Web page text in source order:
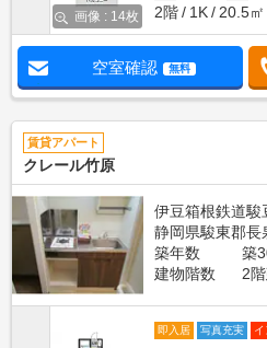
画像 : 14枚
2階
1K 20.5㎡
空室確認 無料
賃貸アパート
クレール竹原
伊豆箱根鉄道駿
静岡県駿東郡長
築年数
築
建物階数
2
即入居 写真充実